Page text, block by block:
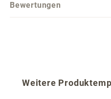
Bewertungen
Produktgalerie
Weitere